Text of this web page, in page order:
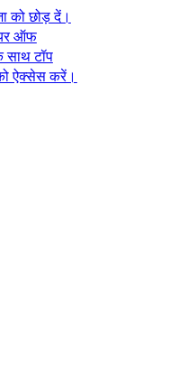
छोड़ दें।
टॉप
करें।​​